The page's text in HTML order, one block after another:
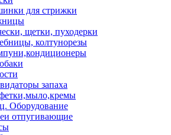
для стрижки
щетки, пуходерки
колтунорезы
запаха
Оборудование
отпугивающие